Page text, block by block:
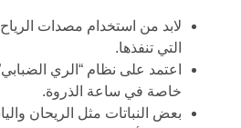
لابد من استخدام مصدات
التي تنفذها.
اعتمد على نظام “الري
خاصة في ساعة الذروة.
بعض النباتات مثل الريحان